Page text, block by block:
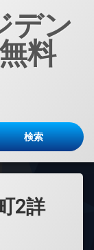
デン
料
2詳